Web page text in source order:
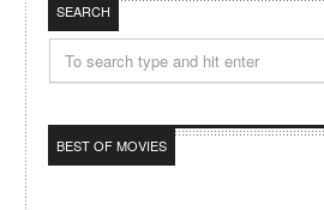
SEARCH
BEST OF MOVIES